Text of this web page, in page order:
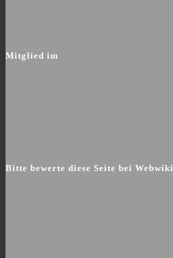
Mitglied im
Bitte bewerte diese Seite bei Webwiki